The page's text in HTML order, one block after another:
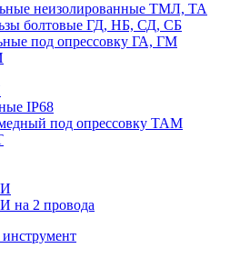
неизолированные ТМЛ, ТА
болтовые ГД, НБ, СД, СБ
под опрессовку ГА, ГМ
IP68
под опрессовку ТАМ
на 2 провода